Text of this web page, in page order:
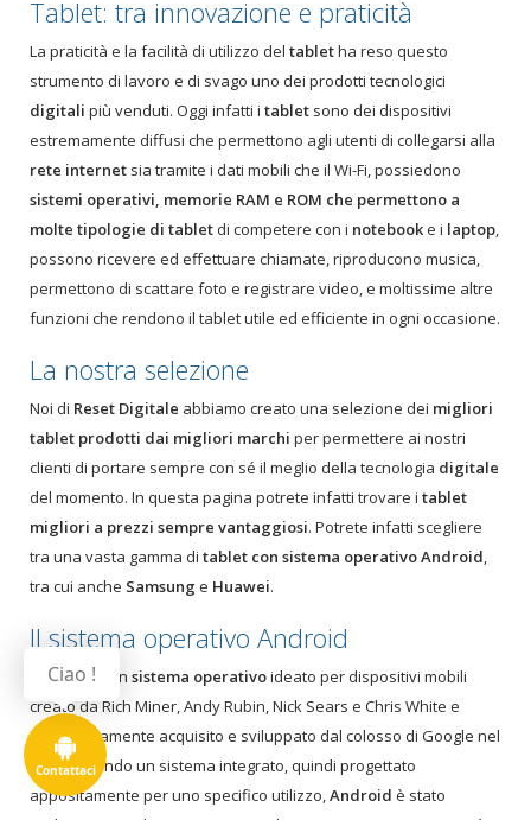
Tablet: tra innovazione e praticità
La praticità e la facilità di utilizzo del tabletha reso questo
strumento di lavoro e di svago uno dei prodotti tecnologici
digitali più venduti. Oggi infatti i tablet sono dei dispositivi
estremamente diffusi che permettono agli utenti di collegarsi alla
rete internet sia tramite i dati mobili che il Wi-Fi, possiedono
sistemi operativi, memorie RAM e ROM che permettono a
molte tipologie di tablet di competere con i notebooke i laptop,
possono ricevere ed effettuare chiamate, riproducono musica,
permettono di scattare foto e registrare video, e moltissime altre
funzioni che rendono il tablet utile ed efficiente in ogni occasione.
La nostra selezione
Noi di Reset Digitale abbiamo creato una selezione dei migliori
tablet prodotti dai migliori marchi per permettere ai nostri
clienti di portare sempre con sé il meglio della tecnologia digitale
del momento. In questa pagina potrete infatti trovare i tablet
migliori a prezzi sempre vantaggiosi. Potrete infatti scegliere
tra una vasta gamma di tablet con sistema operativo Android,
tra cui anche Samsung e Huawei.
Il sistema operativo Android
Android è un sistema operativoideato per dispositivi mobili
creato da Rich Miner, Andy Rubin, Nick Sears e Chris White e
successivamente acquisito e sviluppato dal colosso di Google nel
2008. Essendo un sistema integrato, quindi progettato
appositamente per uno specifico utilizzo,Android è stato
Contattaci
Ciao !